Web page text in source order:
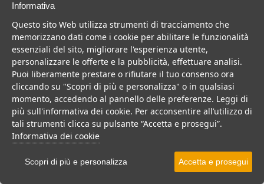
Trova la soluzione migliore per la tua prossima
vacanza.
Noi di belsalento.it abbiamo selezionato per te le migliori mete, i
migliori servizi, le migliori offerte per il tuo prossimo viaggio.
Informativa
Questo sito Web utilizza strumenti di tracciamento che
memorizzano dati come i cookie per abilitare le funzionalità
essenziali del sito, migliorare l'esperienza utente,
personalizzare le offerte e la pubblicità, effettuare analisi.
Puoi liberamente prestare o rifiutare il tuo consenso ora
cliccando su "Scopri di più e personalizza" o in qualsiasi
momento, accedendo al pannello delle preferenze. Leggi di
più sull'informativa dei cookie. Per acconsentire all’utilizzo di
tali strumenti clicca su pulsante “Accetta e prosegui”.
Informativa dei cookie
Scopri di più e personalizza Accetta e prosegui